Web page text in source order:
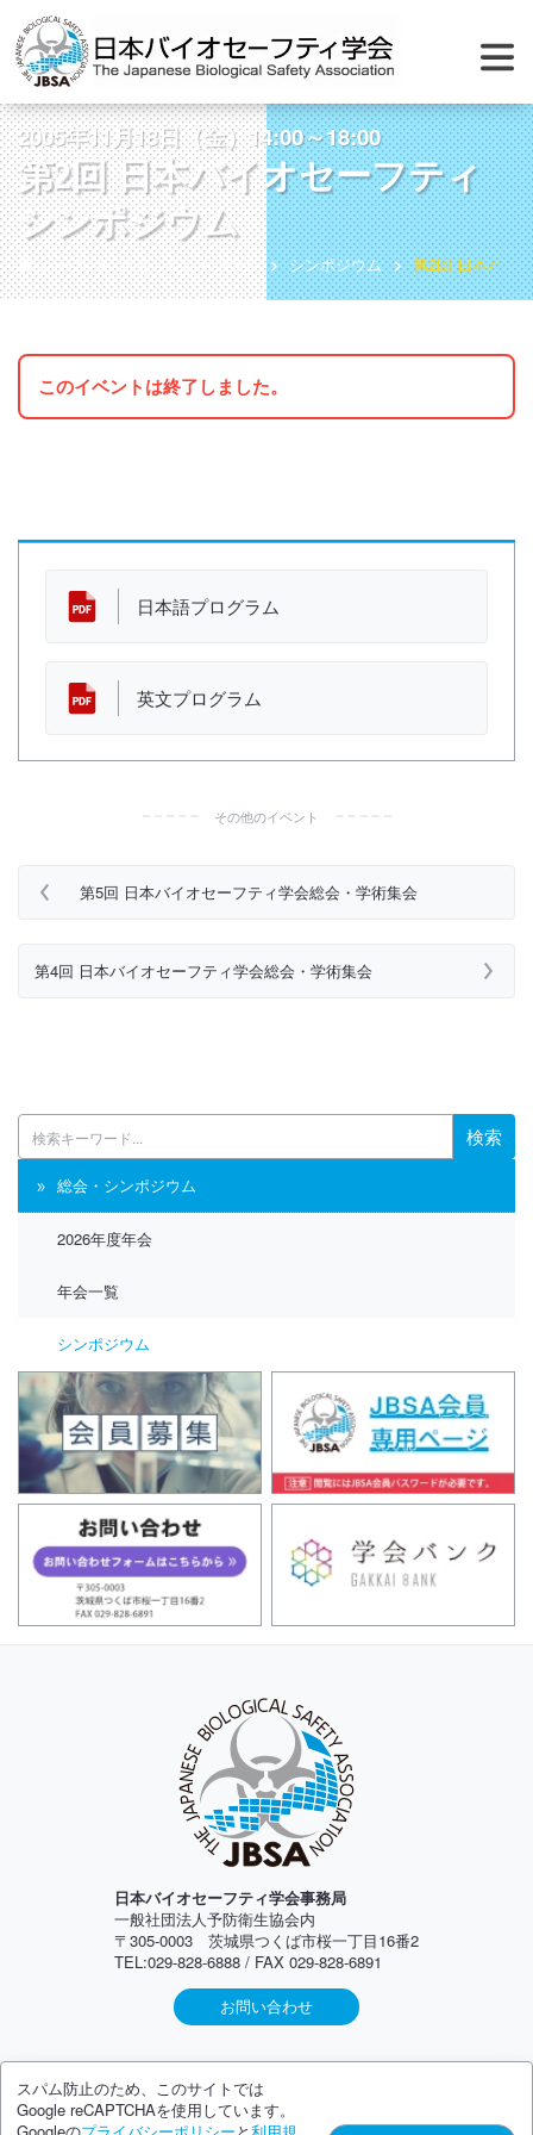
2005年11月18日（金）14:00～18:00
第2回 日本バイオセーフティ
シンポジウム
ホーム 総会・シンポジウム シンポジウム 第2回 日本バイ
このイベントは終了しました。
日本語プログラム
英文プログラム
その他のイベント
第5回 日本バイオセーフティ学会総会・学術集会
第4回 日本バイオセーフティ学会総会・学術集会
検索
総会・シンポジウム
2026年度年会
年会一覧
シンポジウム
日本バイオセーフティ学会事務局
一般社団法人予防衛生協会内
〒305-0003 茨城県つくば市桜一丁目16番2
TEL:029-828-6888 / FAX 029-828-6891
お問い合わせ
スパム防止のため、このサイトでは
Google reCAPTCHAを使用しています。